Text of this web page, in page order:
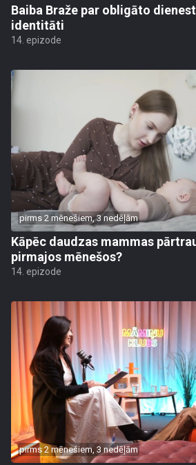
Baiba Braže par obligāto
identitāti
14. epizode
pirms 2 mēnešiem, 3 nedēļām
Kāpēc daudzas mammas
pirmajos mēnešos?
14. epizode
pirms 2 mēnešiem, 3 nedēļām